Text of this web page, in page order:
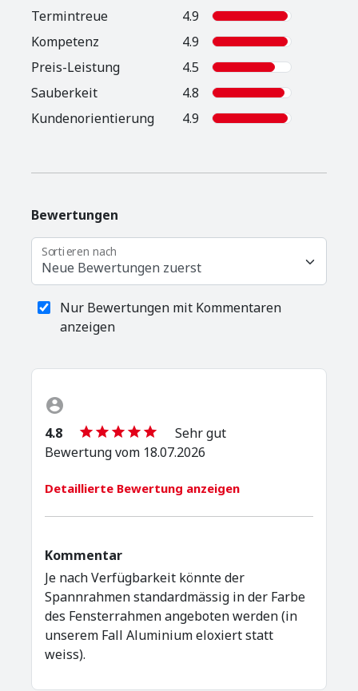
Termintreue
4.9
Kompetenz
4.9
Preis-Leistung
4.5
Sauberkeit
4.8
Kunden­orientierung
4.9
Bewertungen
Neue Bewertungen zuerst
Sortieren nach
Nur Bewertungen mit Kommentaren
anzeigen
4.8
Sehr gut
Bewertung vom 18.07.2026
Detaillierte Bewertung anzeigen
Kommentar
Je nach Verfügbarkeit könnte der
Spannrahmen standardmässig in der Farbe
des Fensterrahmen angeboten werden (in
unserem Fall Aluminium eloxiert statt
weiss).